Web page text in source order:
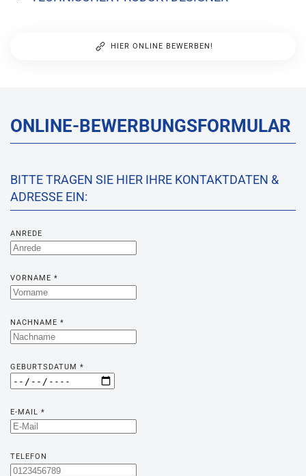
HIER ONLINE BEWERBEN!
ONLINE-BEWERBUNGSFORMULAR
BITTE TRAGEN SIE HIER IHRE KONTAKTDATEN &
ADRESSE EIN:
ANREDE
VORNAME *
NACHNAME *
GEBURTSDATUM *
E-MAIL *
TELEFON